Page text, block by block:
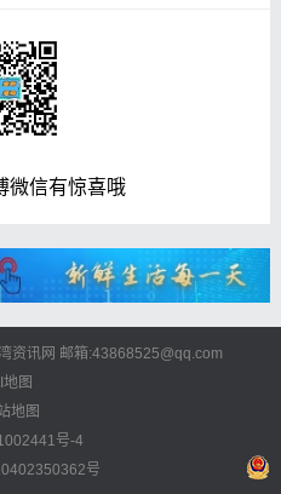
微信有惊喜哦
资讯网 邮箱:43868525@qq.com
地图
地图
号-4
号